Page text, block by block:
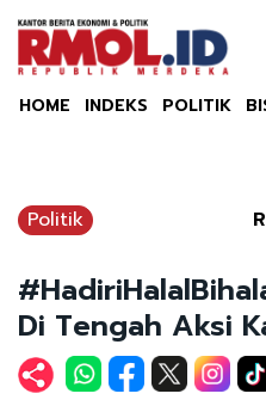
HOME INDEKS POLITIK
Politik
Di Tengah Aksi